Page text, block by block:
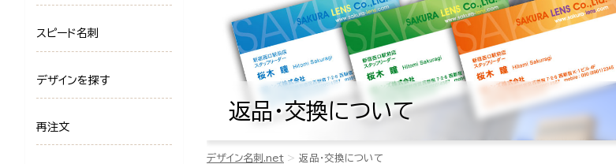
返品・交換について
デザイン名刺.net 返品・交換について
スピード名刺
デザインを探す
再注文